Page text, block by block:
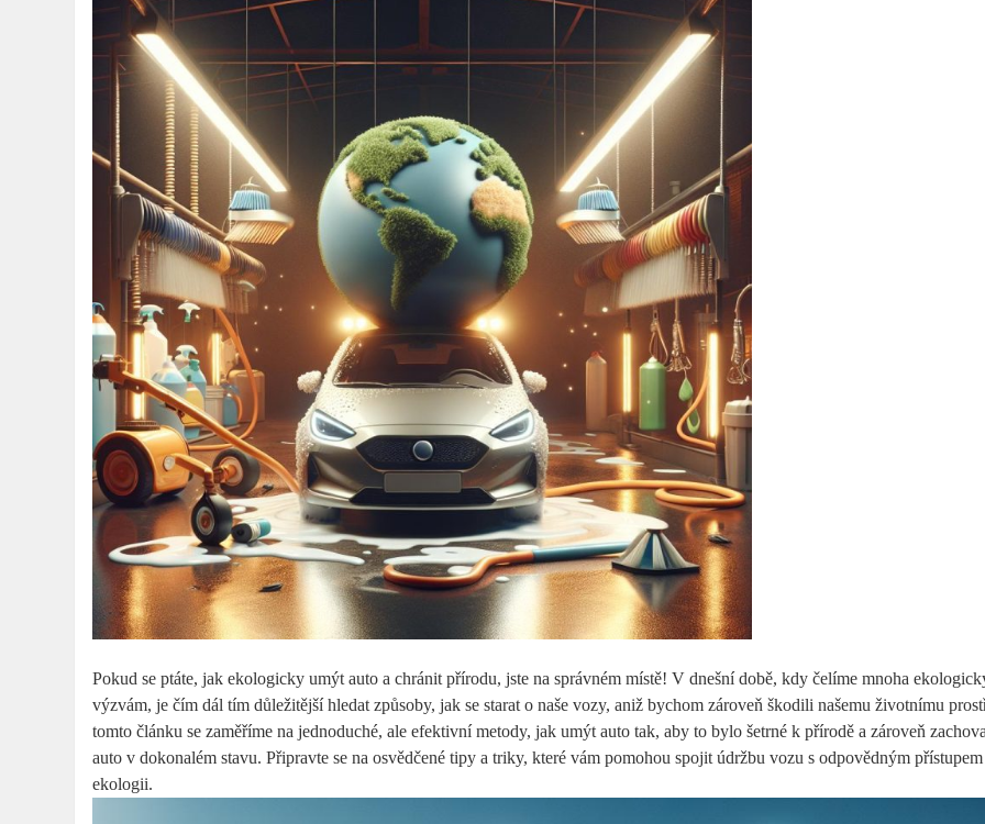
Pokud se ptáte, jak ekologicky umýt auto a chránit přírodu, jste na správném místě! V dnešní době, kdy čelíme mnoha
výzvám, je čím dál tím důležitější hledat způsoby, jak se starat o naše vozy, aniž bychom zároveň škodili našemu životnímu
tomto článku se zaměříme na jednoduché, ale efektivní metody, jak umýt auto tak, aby to bylo šetrné k přírodě a zároveň
auto v dokonalém stavu. Připravte se na osvědčené tipy a triky, které vám pomohou spojit údržbu vozu s odpovědným
ekologii.